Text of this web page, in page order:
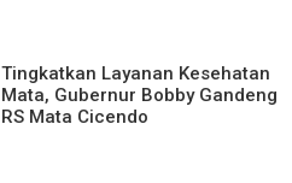
Tingkatkan Layanan Kesehatan
Mata, Gubernur Bobby Gandeng
RS Mata Cicendo